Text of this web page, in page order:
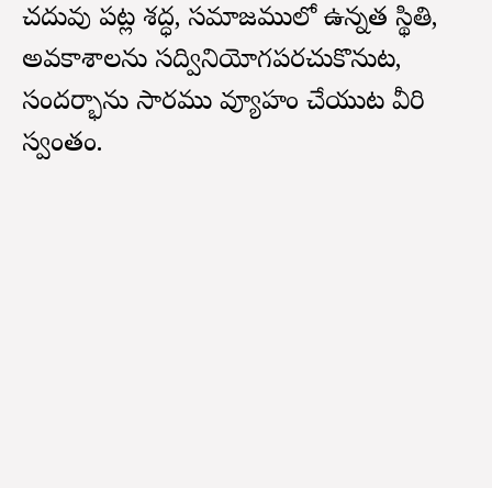
చదువు పట్ల శ్రద్ధ, సమాజములో ఉన్నత స్థితి,
అవకాశాలను సద్వినియోగపరచుకొనుట,
సందర్భాను సారము వ్యూహం చేయుట వీరి
స్వంతం.